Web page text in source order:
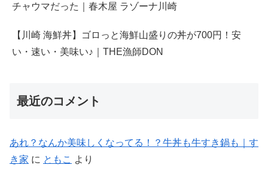
チャウマだった｜春木屋 ラゾーナ川崎
【川崎 海鮮丼】ゴロっと海鮮山盛りの丼が700円！安
い・速い・美味い♪｜THE漁師DON
最近のコメント
あれ？なんか美味しくなってる！？牛丼も牛すき鍋も｜す
き家 に ともこ より